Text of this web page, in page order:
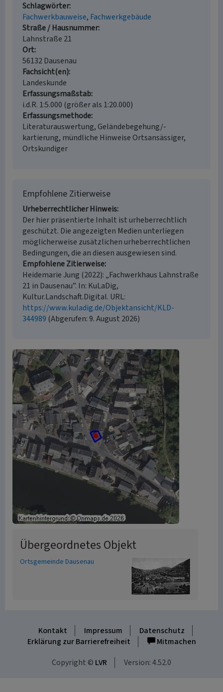
Schlagwörter
Fachwerkbauweise Fachwerkgebäude
Straße / Hausnummer
Lahnstraße 21
Ort
56132 Dausenau
Fachsicht(en)
Landeskunde
Erfassungsmaßstab
i.d.R. 1:5.000 (größer als 1:20.000)
Erfassungsmethode
Literaturauswertung, Geländebegehung/-
kartierung, mündliche Hinweise Ortsansässiger,
Ortskundiger
Empfohlene Zitierweise
Urheberrechtlicher Hinweis
Der hier präsentierte Inhalt ist urheberrechtlich
geschützt. Die angezeigten Medien unterliegen
möglicherweise zusätzlichen urheberrechtlichen
Bedingungen, die an diesen ausgewiesen sind.
Empfohlene Zitierweise
Heidemarie Jung (2022): „Fachwerkhaus Lahnstraße
21 in Dausenau”. In: KuLaDig,
Kultur.Landschaft.Digital. URL:
https://www.kuladig.de/Objektansicht/KLD-
344989 (Abgerufen: 9. August 2026)
Übergeordnetes Objekt
Ortsgemeinde Dausenau
Kontakt Impressum
Datenschutz
Erklärung zur Barrierefreiheit
Mitmachen
Copyright © LVR Version: 4.52.0